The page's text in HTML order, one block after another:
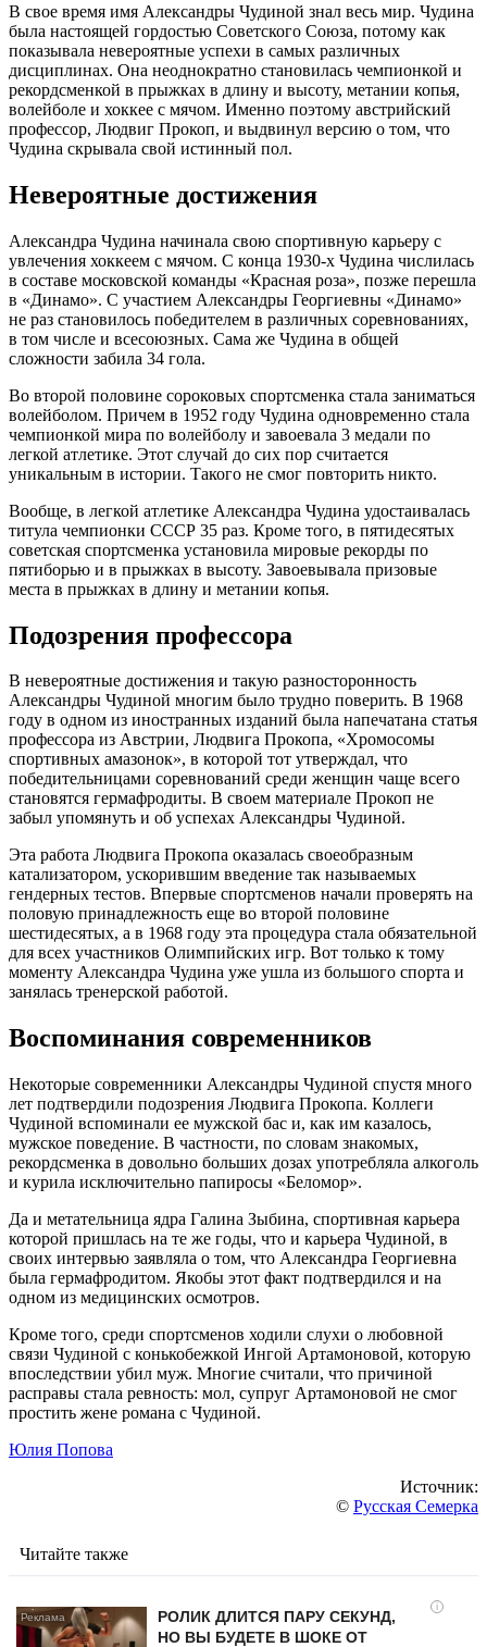
В свое время имя Александры Чудиной знал весь мир. Чудина
была настоящей гордостью Советского Союза, потому как
показывала невероятные успехи в самых различных
дисциплинах. Она неоднократно становилась чемпионкой и
рекордсменкой в прыжках в длину и высоту, метании копья,
волейболе и хоккее с мячом. Именно поэтому австрийский
профессор, Людвиг Прокоп, и выдвинул версию о том, что
Чудина скрывала свой истинный пол.
Невероятные достижения
Александра Чудина начинала свою спортивную карьеру с
увлечения хоккеем с мячом. С конца 1930-х Чудина числилась
в составе московской команды «Красная роза», позже перешла
в «Динамо». С участием Александры Георгиевны «Динамо»
не раз становилось победителем в различных соревнованиях,
в том числе и всесоюзных. Сама же Чудина в общей
сложности забила 34 гола.
Во второй половине сороковых спортсменка стала заниматься
волейболом. Причем в 1952 году Чудина одновременно стала
чемпионкой мира по волейболу и завоевала 3 медали по
легкой атлетике. Этот случай до сих пор считается
уникальным в истории. Такого не смог повторить никто.
Вообще, в легкой атлетике Александра Чудина удостаивалась
титула чемпионки СССР 35 раз. Кроме того, в пятидесятых
советская спортсменка установила мировые рекорды по
пятиборью и в прыжках в высоту. Завоевывала призовые
места в прыжках в длину и метании копья.
Подозрения профессора
В невероятные достижения и такую разносторонность
Александры Чудиной многим было трудно поверить. В 1968
году в одном из иностранных изданий была напечатана статья
профессора из Австрии, Людвига Прокопа, «Хромосомы
спортивных амазонок», в которой тот утверждал, что
победительницами соревнований среди женщин чаще всего
становятся гермафродиты. В своем материале Прокоп не
забыл упомянуть и об успехах Александры Чудиной.
Эта работа Людвига Прокопа оказалась своеобразным
катализатором, ускорившим введение так называемых
гендерных тестов. Впервые спортсменов начали проверять на
половую принадлежность еще во второй половине
шестидесятых, а в 1968 году эта процедура стала обязательной
для всех участников Олимпийских игр. Вот только к тому
моменту Александра Чудина уже ушла из большого спорта и
занялась тренерской работой.
Воспоминания современников
Некоторые современники Александры Чудиной спустя много
лет подтвердили подозрения Людвига Прокопа. Коллеги
Чудиной вспоминали ее мужской бас и, как им казалось,
мужское поведение. В частности, по словам знакомых,
рекордсменка в довольно больших дозах употребляла алкоголь
и курила исключительно папиросы «Беломор».
Да и метательница ядра Галина Зыбина, спортивная карьера
которой пришлась на те же годы, что и карьера Чудиной, в
своих интервью заявляла о том, что Александра Георгиевна
была гермафродитом. Якобы этот факт подтвердился и на
одном из медицинских осмотров.
Кроме того, среди спортсменов ходили слухи о любовной
связи Чудиной с конькобежкой Ингой Артамоновой, которую
впоследствии убил муж. Многие считали, что причиной
расправы стала ревность: мол, супруг Артамоновой не смог
простить жене романа с Чудиной.
Юлия Попова
Источник:
© Русская Семерка
Читайте также
i
РОЛИК ДЛИТСЯ ПАРУ СЕКУНД,
НО ВЫ БУДЕТЕ В ШОКЕ ОТ